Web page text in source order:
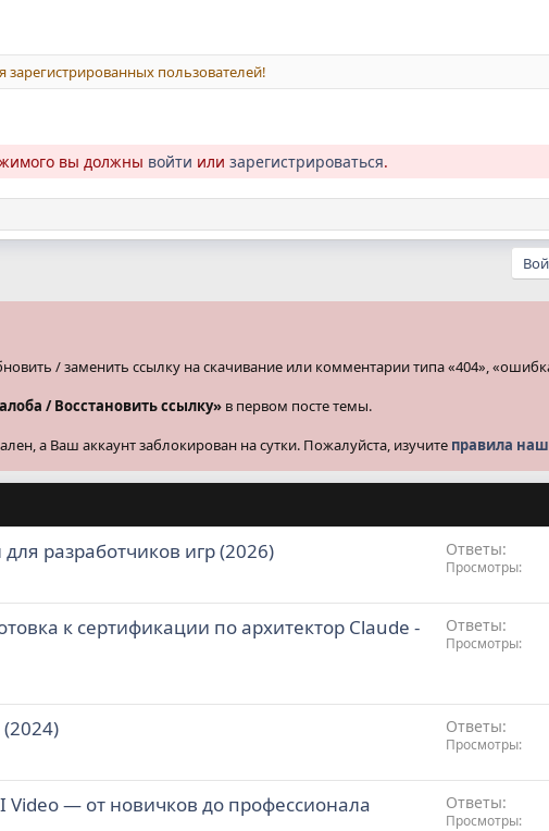
пользователей!
вы должны войти или зарегистрироваться.
/ заменить ссылку на скачивание или комментарии типа «404»,
/ Восстановить ссылку» в первом посте темы.
а Ваш аккаунт заблокирован на сутки. Пожалуйста, изучите правила
разработчиков игр (2026) Ответы
Просмотры
к сертификации по архитектор Claude -
Ответы
Просмотры
Ответы
Просмотры
— от новичков до профессионала
Ответы
Просмотры